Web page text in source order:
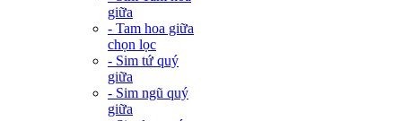
giữa
- Tam hoa giữa
chọn lọc
- Sim tứ quý
giữa
- Sim ngũ quý
giữa